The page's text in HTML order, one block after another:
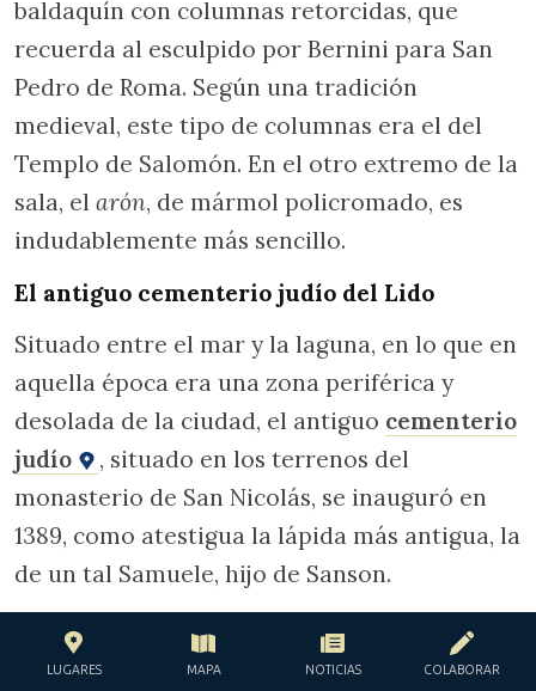
baldaquín con columnas retorcidas, que
recuerda al esculpido por Bernini para San
Pedro de Roma. Según una tradición
medieval, este tipo de columnas era el del
Templo de Salomón. En el otro extremo de la
sala, el arón, de mármol policromado, es
indudablemente más sencillo.
El antiguo cementerio judío del Lido
Situado entre el mar y la laguna, en lo que en
aquella época era una zona periférica y
desolada de la ciudad, el antiguo cementerio
judío
, situado en los terrenos del
monasterio de San Nicolás, se inauguró en
1389, como atestigua la lápida más antigua, la
de un tal Samuele, hijo de Sanson.
LUGARES MAPA NOTICIAS COLABORAR